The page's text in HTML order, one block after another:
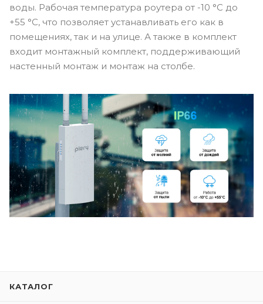
воды. Рабочая температура роутера от -10 °С до
+55 °С, что позволяет устанавливать его как в
помещениях, так и на улице. А также в комплект
входит монтажный комплект, поддерживающий
настенный монтаж и монтаж на столбе.
КАТАЛОГ